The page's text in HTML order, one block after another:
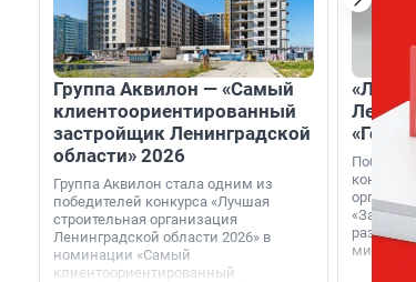
Группа Аквилон — «Самый
клиентоориентированный
застройщик Ленинградской
области» 2026
Группа Аквилон стала одним из
победителей конкурса «Лучшая
строительная организация
Ленинградской области 2026» в
номинации «Самый
клиентоориентированный
«За